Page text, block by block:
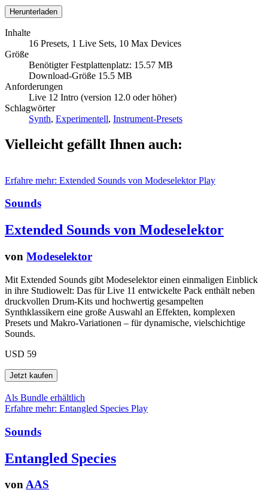
Herunterladen
Inhalte
16 Presets, 1 Live Sets, 10 Max Devices
Größe
Benötigter Festplattenplatz: 15.57 MB
Download-Größe 15.5 MB
Anforderungen
Live 12 Intro (version 12.0 oder höher)
Schlagwörter
Synth, Experimentell, Instrument-Presets
Vielleicht gefällt Ihnen auch:
Erfahre mehr: Extended Sounds von ModeselektorPlay
Sounds
Extended Sounds von Modeselektor
von Modeselektor
Mit Extended Sounds gibt Modeselektor einen einmaligen Einblick
in ihre Studiowelt: Das für Live 11 entwickelte Pack enthält neben
druckvollen Drum-Kits und hochwertig gesampelten
Synthklassikern eine große Auswahl an Effekten, komplexen
Presets und Makro-Variationen – für dynamische, vielschichtige
Sounds.
USD 59
Als Bundle erhältlich
Erfahre mehr: Entangled Species Play
Sounds
Entangled Species
vonAAS